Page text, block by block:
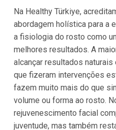
Na Healthy Türkiye,
abordagem holística para a
a fisiologia do rosto como
melhores resultados. A
alcançar resultados
que fizeram intervenções
fazem muito mais do que
volume ou forma ao rosto.
rejuvenescimento facial
juventude, mas também